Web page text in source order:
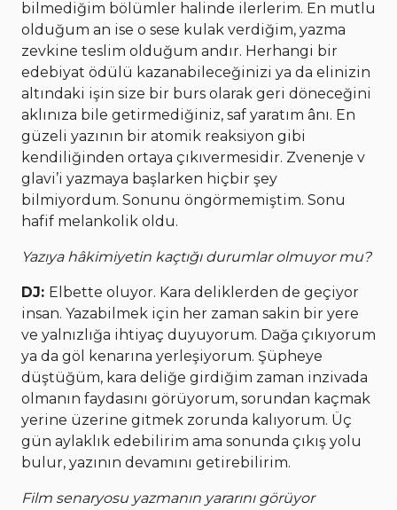
bilmediğim bölümler halinde ilerlerim. En mutlu
olduğum an ise o sese kulak verdiğim, yazma
zevkine teslim olduğum andır. Herhangi bir
edebiyat ödülü kazanabileceğinizi ya da elinizin
altındaki işin size bir burs olarak geri döneceğini
aklınıza bile getirmediğiniz, saf yaratım ânı. En
güzeli yazının bir atomik reaksiyon gibi
kendiliğinden ortaya çıkıvermesidir. Zvenenje v
glavi’i yazmaya başlarken hiçbir şey
bilmiyordum. Sonunu öngörmemiştim. Sonu
hafif melankolik oldu.
Yazıya hâkimiyetin kaçtığı durumlar olmuyor mu?
DJ: Elbette oluyor. Kara deliklerden de geçiyor
insan. Yazabilmek için her zaman sakin bir yere
ve yalnızlığa ihtiyaç duyuyorum. Dağa çıkıyorum
ya da göl kenarına yerleşiyorum. Şüpheye
düştüğüm, kara deliğe girdiğim zaman inzivada
olmanın faydasını görüyorum, sorundan kaçmak
yerine üzerine gitmek zorunda kalıyorum. Üç
gün aylaklık edebilirim ama sonunda çıkış yolu
bulur, yazının devamını getirebilirim.
Film senaryosu yazmanın yararını görüyor